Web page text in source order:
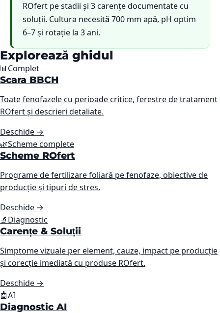
ROfert pe stadii și 3 carențe documentate cu
soluții. Cultura necesită 700 mm apă, pH optim
6–7 și rotație la 3 ani.
Explorează ghidul
📊Complet
Scara BBCH
Toate fenofazele cu perioade critice, ferestre de tratament
ROfert și descrieri detaliate.
Deschide →
🌿Scheme complete
Scheme ROfert
Programe de fertilizare foliară pe fenofaze, obiective de
producție și tipuri de stres.
Deschide →
🔬 Diagnostic
Carențe & Soluții
Simptome vizuale per element, cauze, impact pe producție
și corecție imediată cu produse ROfert.
Deschide →
🤖AI
Diagnostic AI